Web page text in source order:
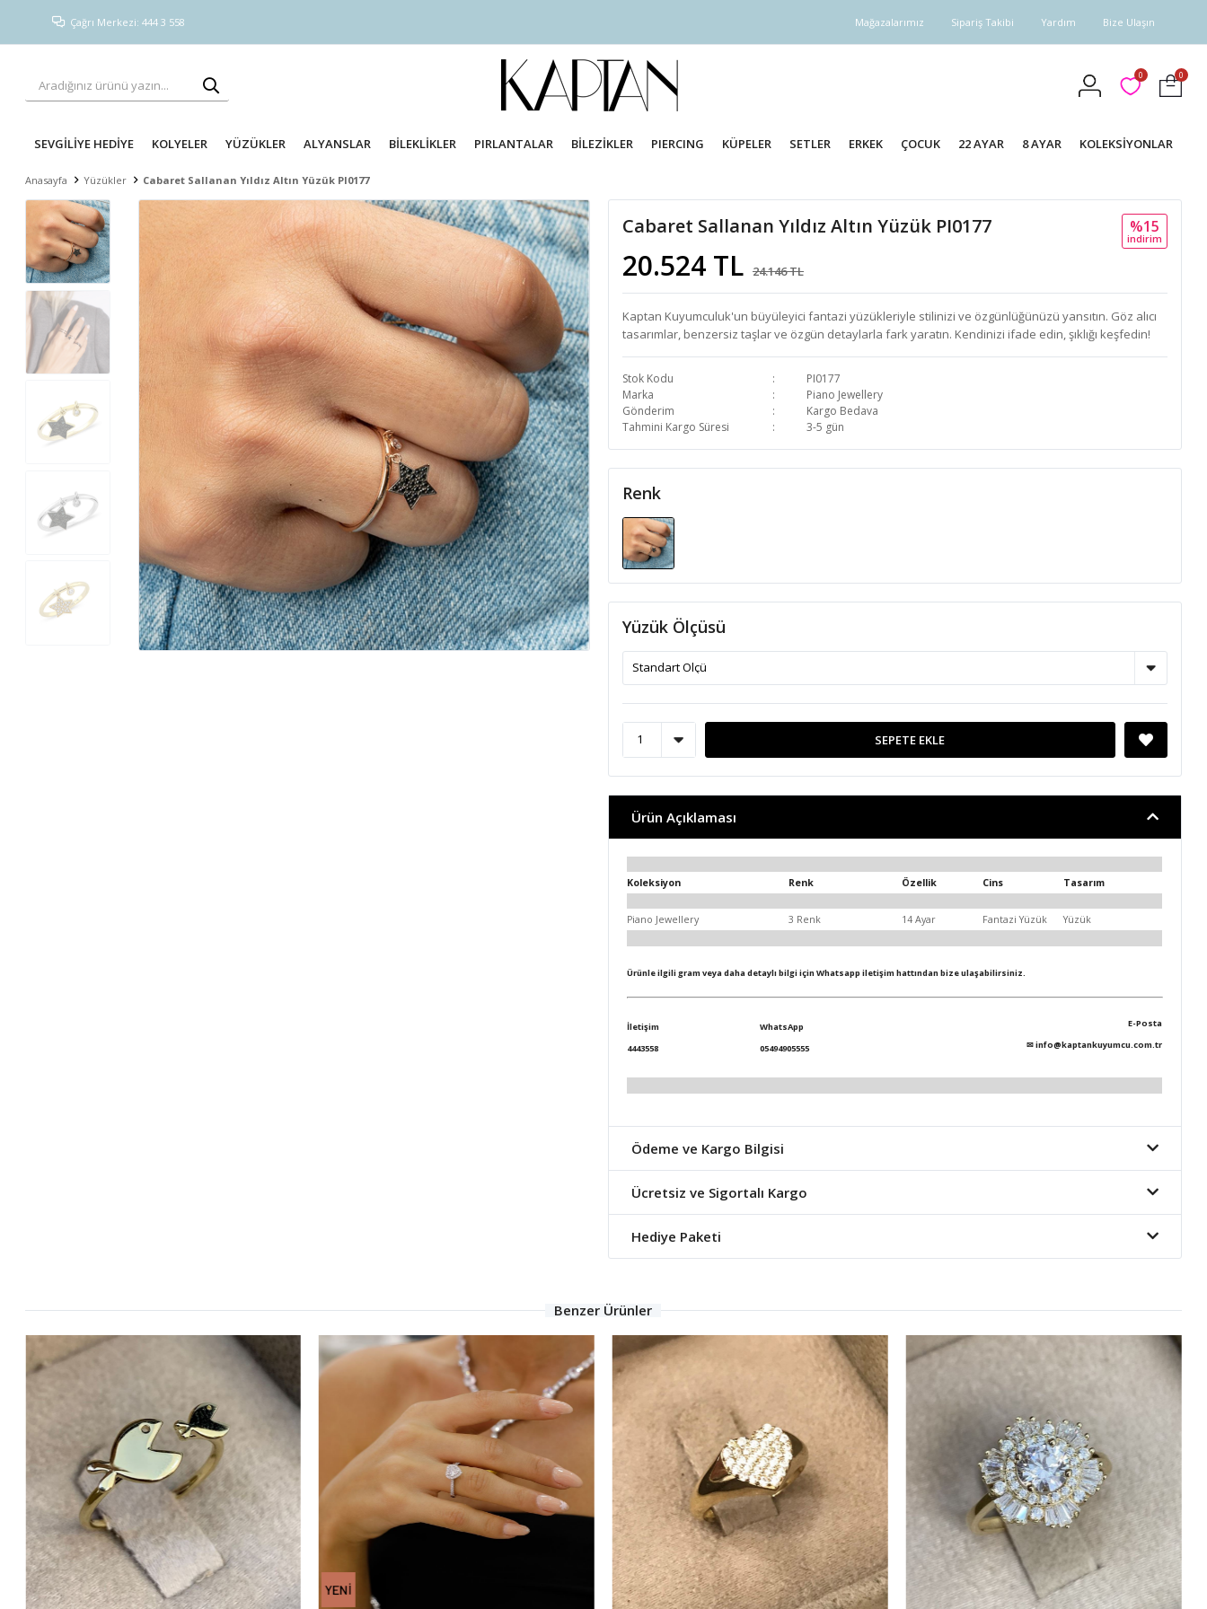
Çağrı Merkezi: 444 3 558 Mağazalarımız Sipariş Takibi Yardım Bize Ulaşın
0 0
SEVGİLİYE HEDİYE KOLYELER YÜZÜKLER ALYANSLAR BİLEKLİKLER PIRLANTALAR BİLEZİKLER PIERCING KÜPELER SETLER ERKEK ÇOCUK 22 AYAR 8 AYAR KOLEKSİYONLAR
Anasayfa Yüzükler Cabaret Sallanan Yıldız Altın Yüzük PI0177
Cabaret Sallanan Yıldız Altın Yüzük PI0177
20.524 TL 24.146 TL
%15
i̇ndi̇ri̇m
Kaptan Kuyumculuk'un büyüleyici fantazi yüzükleriyle stilinizi ve özgünlüğünüzü yansıtın. Göz alıcı
tasarımlar, benzersiz taşlar ve özgün detaylarla fark yaratın. Kendinizi ifade edin, şıklığı keşfedin!
Stok Kodu
PI0177
Marka
Piano Jewellery
Gönderim
Kargo Bedava
Tahmini Kargo Süresi
3-5 gün
Renk
Yüzük Ölçüsü
SEPETE EKLE
Ürün Açıklaması
Koleksiyon Renk Özellik Cins Tasarım
Piano Jewellery 3 Renk 14 Ayar Fantazi Yüzük Yüzük
Ürünle ilgili gram veya daha detaylı bilgi için Whatsapp iletişim hattından bize ulaşabilirsiniz.
İletişim
4443558
WhatsApp
05494905555
E-Posta
✉info@kaptankuyumcu.com.tr
Ödeme ve Kargo Bilgisi
Ücretsiz ve Sigortalı Kargo
Hediye Paketi
Benzer Ürünler